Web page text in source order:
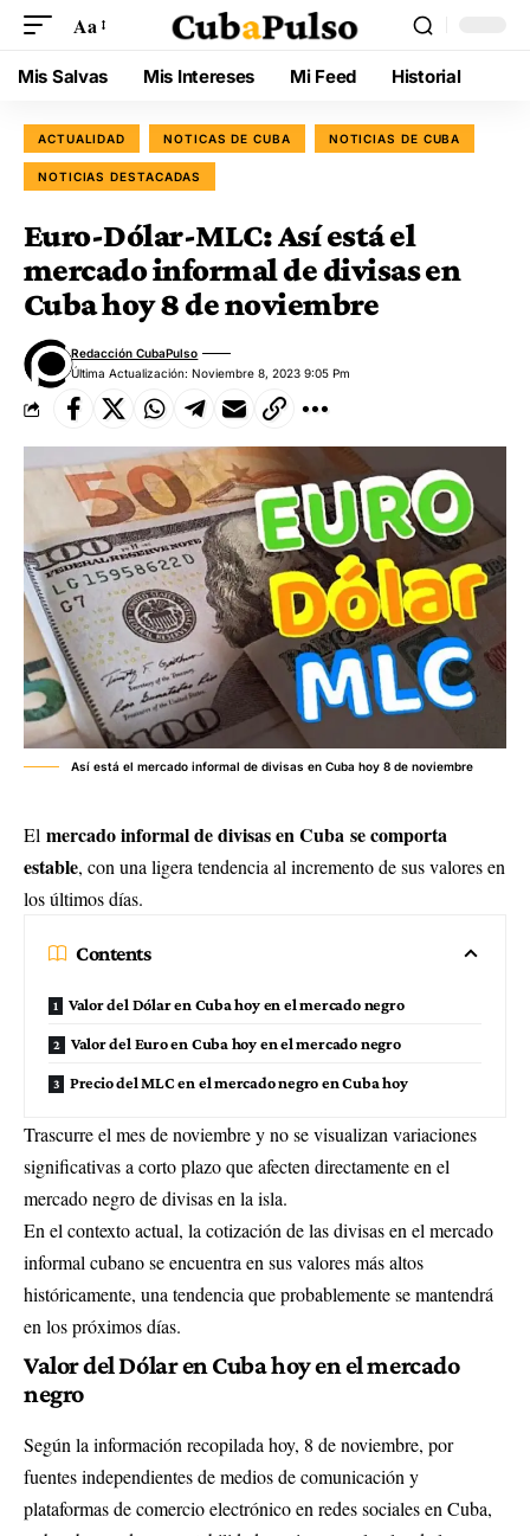
Aa
Mis Salvas Mis Intereses Mi Feed Historial
ACTUALIDAD NOTICAS DE CUBA NOTICIAS DE CUBA
NOTICIAS DESTACADAS
Euro-Dólar-MLC: Así está el
mercado informal de divisas en
Cuba hoy 8 de noviembre
Última Actualización: Noviembre 8, 2023 9:05 Pm
Redacción CubaPulso
Así está el mercado informal de divisas en Cuba hoy 8 de noviembre
El mercado informal de divisas en Cuba se comporta
estable, con una ligera tendencia al incremento de sus valores en
los últimos días.
Contents
Valor del Dólar en Cuba hoy en el mercado negro
Valor del Euro en Cuba hoy en el mercado negro
Precio del MLC en el mercado negro en Cuba hoy
Trascurre el mes de noviembre y no se visualizan variaciones
significativas a corto plazo que afecten directamente en el
mercado negro de divisas en la isla.
En el contexto actual, la cotización de las divisas en el mercado
informal cubano se encuentra en sus valores más altos
históricamente, una tendencia que probablemente se mantendrá
en los próximos días.
Valor del Dólar en Cuba hoy en el mercado
negro
Según la información recopilada hoy, 8 de noviembre, por
fuentes independientes de medios de comunicación y
plataformas de comercio electrónico en redes sociales en Cuba,